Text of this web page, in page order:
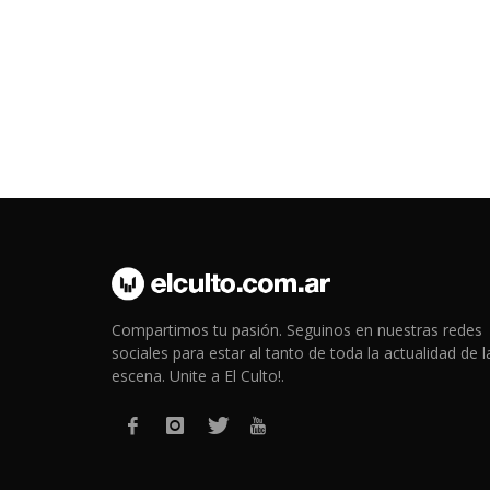
Compartimos tu pasión. Seguinos en nuestras redes
sociales para estar al tanto de toda la actualidad de
escena. Unite a El Culto!.